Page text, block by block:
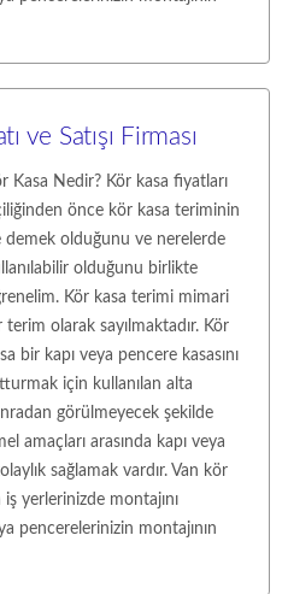
ve Satışı Firması
Kasa Nedir? Kör kasa fiyatları
önce kör kasa teriminin
demek olduğunu ve nerelerde
olduğunu birlikte
Kör kasa terimi mimari
terim olarak sayılmaktadır. Kör
bir kapı veya pencere kasasını
için kullanılan alta
görülmeyecek şekilde
amaçları arasında kapı veya
sağlamak vardır. Van kör
yerlerinizde montajını
pencerelerinizin montajının